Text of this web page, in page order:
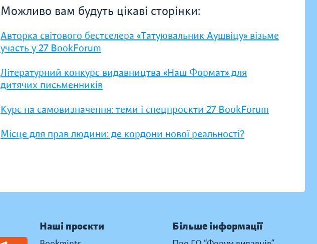
Можливо вам будуть цікаві сторінки:
Авторка світового бестселера «Татуювальник Аушвіцу» візьме
участь у 27 BookForum
Літературний конкурс видавництва «Наш Формат» для
дитячих письменників
Курс на самовизначення: теми і спецпроєкти 27 BookForum
Місце для прав людини: де кордони нової реальності?
Наші проєкти Більше інформації